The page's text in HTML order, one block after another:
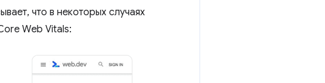
что в некоторых случаях
Web Vitals: